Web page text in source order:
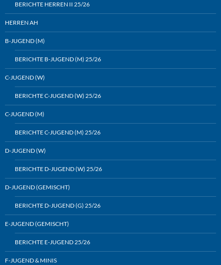
BERICHTE HERREN II 25/26
HERREN AH
B-JUGEND (M)
BERICHTE B-JUGEND (M) 25/26
C-JUGEND (W)
BERICHTE C-JUGEND (W) 25/26
C-JUGEND (M)
BERICHTE C-JUGEND (M) 25/26
D-JUGEND (W)
BERICHTE D-JUGEND (W) 25/26
D-JUGEND (GEMISCHT)
BERICHTE D-JUGEND (G) 25/26
E-JUGEND (GEMISCHT)
BERICHTE E-JUGEND 25/26
F-JUGEND & MINIS